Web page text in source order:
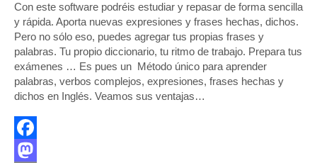
Con este software podréis estudiar y repasar de forma sencilla
y rápida. Aporta nuevas expresiones y frases hechas, dichos.
Pero no sólo eso, puedes agregar tus propias frases y
palabras. Tu propio diccionario, tu ritmo de trabajo. Prepara tus
exámenes … Es pues un Método único para aprender
palabras, verbos complejos, expresiones, frases hechas y
dichos en Inglés. Veamos sus ventajas…
Facebook